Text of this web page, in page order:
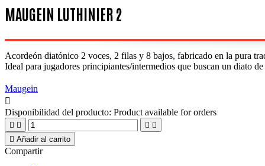
MAUGEIN LUTHINIER 2
Acordeón diatónico 2 voces, 2 filas y 8 bajos, fabricado en la pura
Ideal para jugadores principiantes/intermedios que buscan un diato
Maugein

Disponibilidad del producto: Product available for orders
   
 Añadir al carrito
Compartir